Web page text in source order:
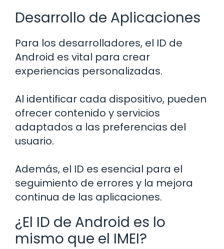
Desarrollo de Aplicaciones
Para los desarrolladores, el ID de
Android es vital para crear
experiencias personalizadas.
Al identificar cada dispositivo, pueden
ofrecer contenido y servicios
adaptados a las preferencias del
usuario.
Además, el ID es esencial para el
seguimiento de errores y la mejora
continua de las aplicaciones.
¿El ID de Android es lo
mismo que el IMEI?